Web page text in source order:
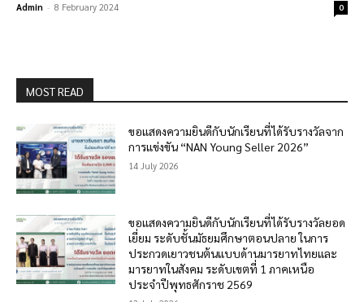
Admin - 8 February 2024 0
MOST READ
ขอแสดงความยินดีกับนักเรียนที่ได้รับรางวัลจาก
การแข่งขัน “NAN Young Seller 2026”
14 July 2026
ขอแสดงความยินดีกับนักเรียนที่ได้รับรางวัลยอด
เยี่ยม ระดับชั้นมัธยมศึกษาตอนปลาย ในการ
ประกวดเยาวชนต้นแบบด้านมารยาทไทยและ
มารยาทในสังคม ระดับเขตที่ 1 ภาคเหนือ
ประจำปีพุทธศักราช 2569